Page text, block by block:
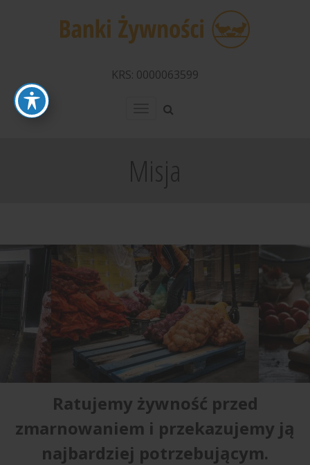
KRS: 0000063599
Menu
Misja
Ratujemy żywność przed
zmarnowaniem i przekazujemy ją
najbardziej potrzebującym.